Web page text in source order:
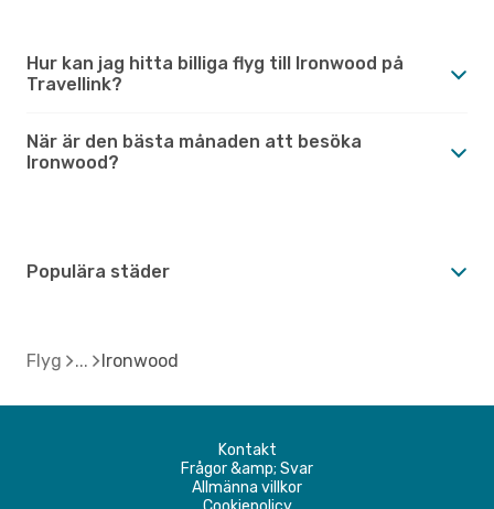
Hur kan jag hitta billiga flyg till Ironwood på
Travellink?
När är den bästa månaden att besöka
Ironwood?
Populära städer
Flyg Ironwood
Kontakt
Frågor &amp; Svar
Allmänna villkor